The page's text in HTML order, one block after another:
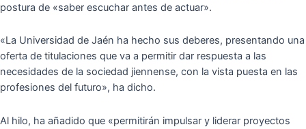
postura de «saber escuchar antes de actuar».
«La Universidad de Jaén ha hecho sus deberes, presentando una
oferta de titulaciones que va a permitir dar respuesta a las
necesidades de la sociedad jiennense, con la vista puesta en las
profesiones del futuro», ha dicho.
Al hilo, ha añadido que «permitirán impulsar y liderar proyectos